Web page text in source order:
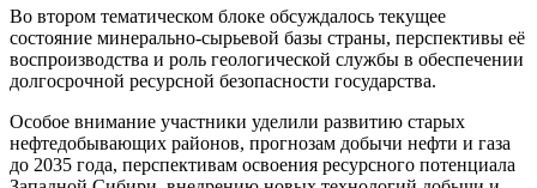
Во втором тематическом блоке обсуждалось текущее
состояние минерально-сырьевой базы страны, перспективы её
воспроизводства и роль геологической службы в обеспечении
долгосрочной ресурсной безопасности государства.
Особое внимание участники уделили развитию старых
нефтедобывающих районов, прогнозам добычи нефти и газа
до 2035 года, перспективам освоения ресурсного потенциала